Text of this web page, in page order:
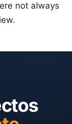
not always